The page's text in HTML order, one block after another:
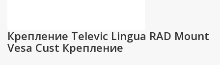
Крепление Televic Lingua RAD Mount
Vesa Cust Крепление